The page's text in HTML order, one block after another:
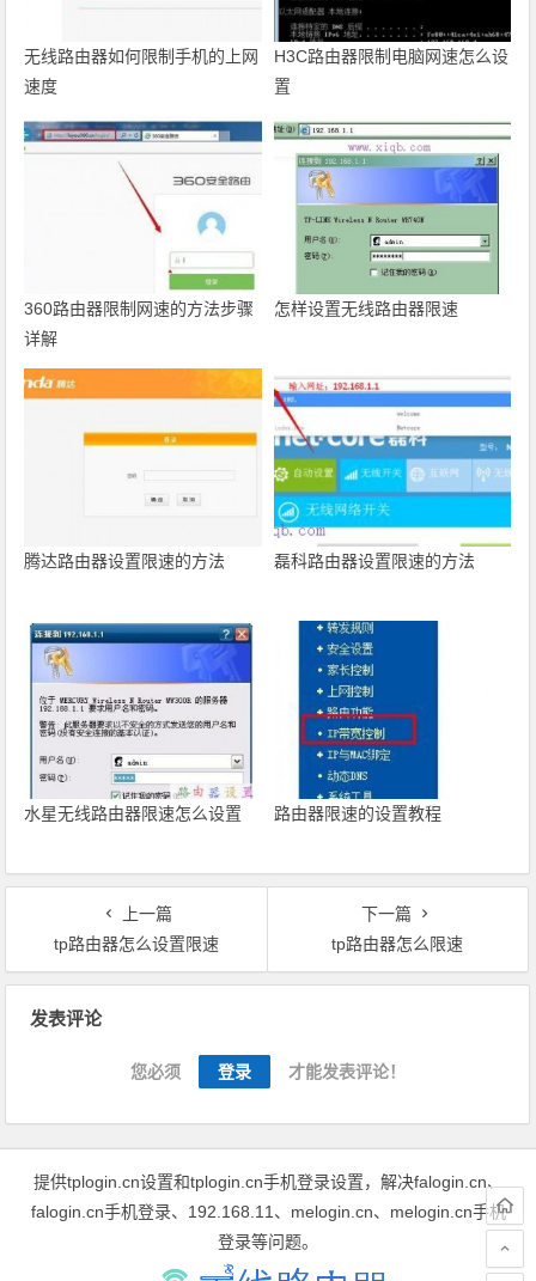
无线路由器如何限制手机的上网
速度
H3C路由器限制电脑网速怎么设
置
360路由器限制网速的方法步骤
详解
怎样设置无线路由器限速
腾达路由器设置限速的方法 磊科路由器设置限速的方法
水星无线路由器限速怎么设置 路由器限速的设置教程
上一篇
tp路由器怎么设置限速
下一篇
tp路由器怎么限速
发表评论
您必须 登录 才能发表评论！
提供tplogin.cn设置和tplogin.cn手机登录设置，解决falogin.cn、
falogin.cn手机登录、192.168.11、melogin.cn、melogin.cn手机
登录等问题。